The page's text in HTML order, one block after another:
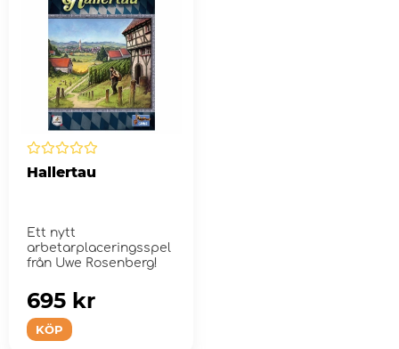
Hallertau
Ett nytt
arbetarplaceringsspel
från Uwe Rosenberg!
KÖP
695 kr